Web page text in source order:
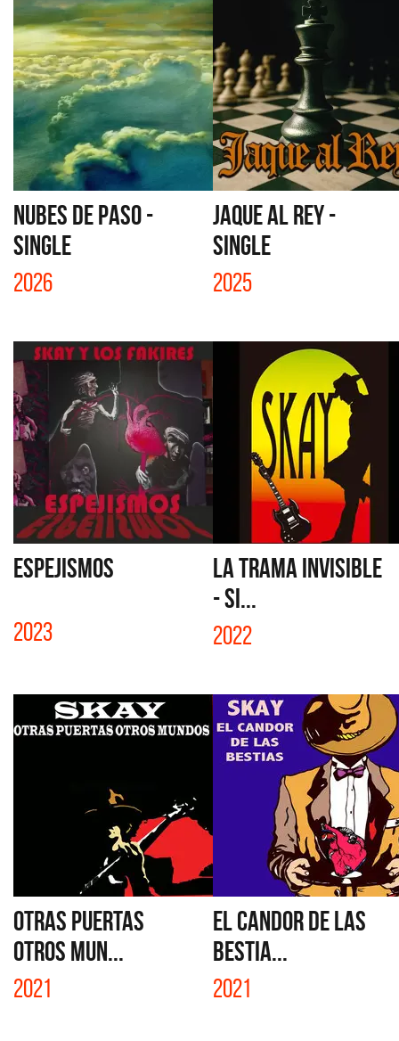
NUBES DE PASO -
SINGLE
2026
JAQUE AL REY -
SINGLE
2025
ESPEJISMOS
2023
LA TRAMA INVISIBLE
- SI...
2022
OTRAS PUERTAS
OTROS MUN...
2021
EL CANDOR DE LAS
BESTIA...
2021